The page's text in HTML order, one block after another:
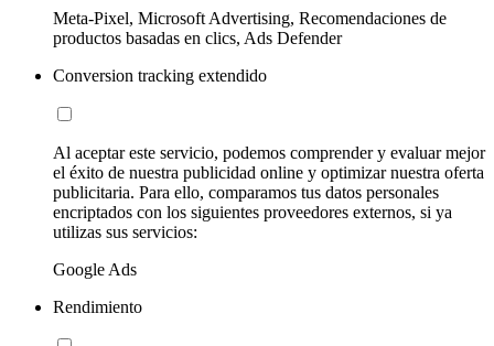
Meta-Pixel, Microsoft Advertising, Recomendaciones de
productos basadas en clics, Ads Defender
Conversion tracking extendido
Al aceptar este servicio, podemos comprender y evaluar mejor
el éxito de nuestra publicidad online y optimizar nuestra oferta
publicitaria. Para ello, comparamos tus datos personales
encriptados con los siguientes proveedores externos, si ya
utilizas sus servicios:
Google Ads
Rendimiento